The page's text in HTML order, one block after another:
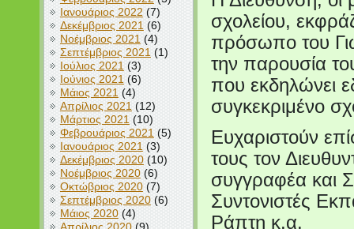
Ιανουάριος 2022 (7)
Δεκέμβριος 2021 (6)
Νοέμβριος 2021 (4)
Σεπτέμβριος 2021 (1)
Ιούλιος 2021 (3)
Ιούνιος 2021 (6)
Μάιος 2021 (4)
Απρίλιος 2021 (12)
Μάρτιος 2021 (10)
Φεβρουάριος 2021 (5)
Ιανουάριος 2021 (3)
Δεκέμβριος 2020(10)
Νοέμβριος 2020(6)
Οκτώβριος 2020(7)
Σεπτέμβριος 2020(6)
Μάιος 2020(4)
σχολείου,
πρόσωπο του
την παρουσία
που εκδηλώνει
συγκεκριμένο
Ευχαριστούν
τους τον
συγγραφέα και
Συντονιστές
Ράπτη κ.α.